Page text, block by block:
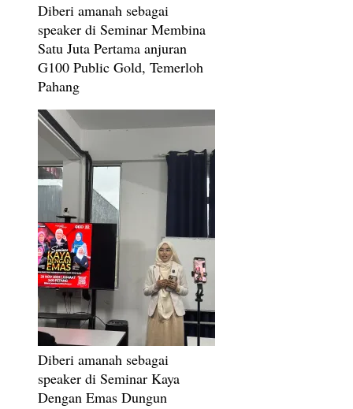
Diberi amanah sebagai
speaker di Seminar Membina
Satu Juta Pertama anjuran
G100 Public Gold, Temerloh
Pahang
Diberi amanah sebagai
speaker di Seminar Kaya
Dengan Emas Dungun